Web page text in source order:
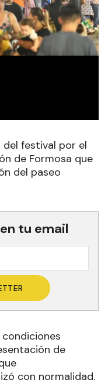
festival por el
de Formosa que
del paseo
tu email
de
con normalidad.